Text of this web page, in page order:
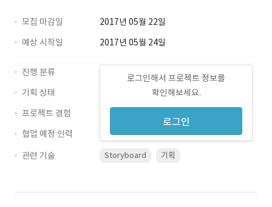
모집 마감일
2017년 05월 22일
예상 시작일
2017년 05월 24일
로그인해서 프로젝트 정보를
확인해보세요.
로그인
진행 분류
기획 상태
프로젝트 경험
협업 예정 인력
관련 기술
Storyboard 기획